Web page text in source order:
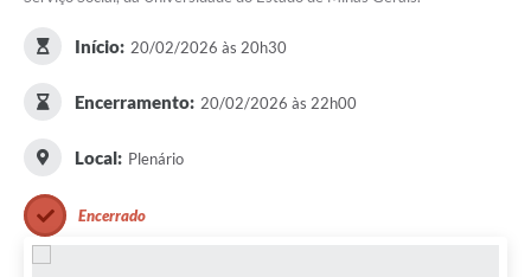
Início: 20/02/2026 às 20h30
Encerramento: 20/02/2026 às 22h00
Local: Plenário
Encerrado